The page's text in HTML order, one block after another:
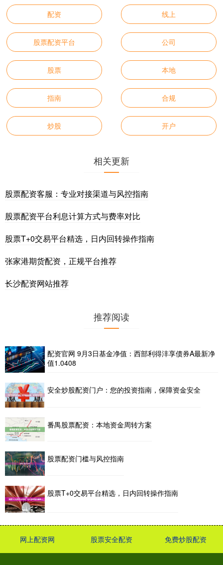
配资 线上
股票配资平台 公司
股票 本地
指南 合规
炒股 开户
相关更新
股票配资客服：专业对接渠道与风控指南
股票配资平台利息计算方式与费率对比
股票T+0交易平台精选，日内回转操作指南
张家港期货配资，正规平台推荐
长沙配资网站推荐
推荐阅读
配资官网 9月3日基金净值：西部利得沣享债券A最新净
值1.0408
安全炒股配资门户：您的投资指南，保障资金安全
番禺股票配资：本地资金周转方案
股票配资门槛与风控指南
股票T+0交易平台精选，日内回转操作指南
网上配资网 股票安全配资 免费炒股配资